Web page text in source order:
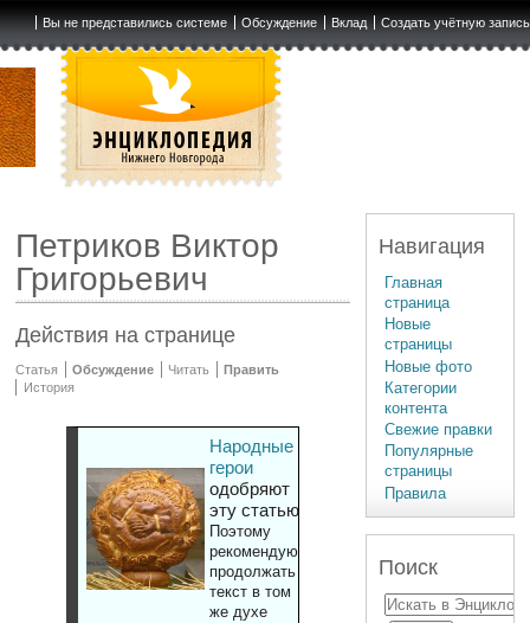
Вы не представились системе Обсуждение Вклад Создать учётную запись
Петриков Виктор
Григорьевич
Действия на странице
Статья Обсуждение Читать
Править
История
Народные
герои
одобряют
эту статью
Поэтому
рекомендуют
продолжать
текст в том
же духе
Навигация
Главная
страница
Новые
страницы
Новые фото
Категории
контента
Свежие правки
Популярные
страницы
Правила
Поиск